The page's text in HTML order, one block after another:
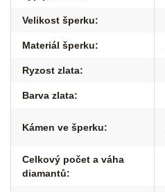
Velikost šperku:
Materiál šperku:
Ryzost zlata:
Barva zlata:
Kámen ve šperku:
Celkový počet a váha
diamantů: